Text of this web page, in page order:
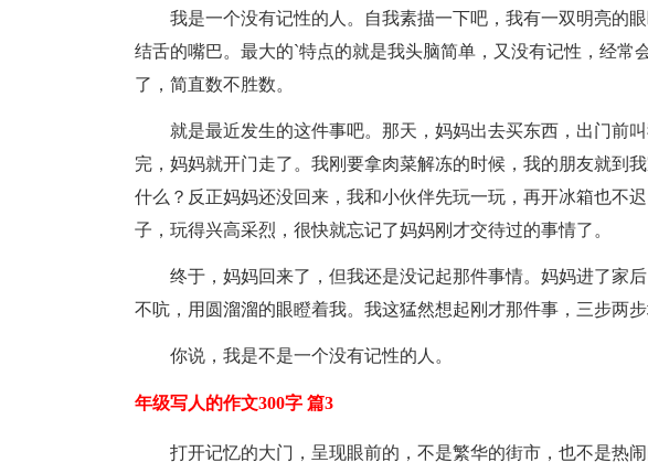
我是一个没有记性的人。自我素描一下吧，我有一双明亮的
结舌的嘴巴。最大的`特点的就是我头脑简单，又没有记性，经常
了，简直数不胜数。
就是最近发生的这件事吧。那天，妈妈出去买东西，出门前
完，妈妈就开门走了。我刚要拿肉菜解冻的时候，我的朋友就到
什么？反正妈妈还没回来，我和小伙伴先玩一玩，再开冰箱也不
子，玩得兴高采烈，很快就忘记了妈妈刚才交待过的事情了。
终于，妈妈回来了，但我还是没记起那件事情。妈妈进了家
不吭，用圆溜溜的眼瞪着我。我这猛然想起刚才那件事，三步两步
你说，我是不是一个没有记性的人。
年级写人的作文300字 篇3
打开记忆的大门，呈现眼前的，不是繁华的街市，也不是热